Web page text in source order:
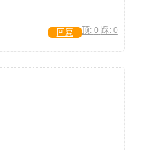
顶: 0 踩: 0
回复